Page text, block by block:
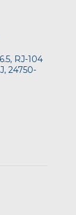
RJ-104
24750-